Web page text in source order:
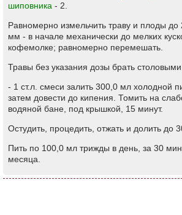
шиповника - 2.
Равномерно измельчить траву и плоды
мм - в начале механически до мелких
кофемолке; равномерно перемешать.
Травы без указания дозы брать
- 1 ст.л. смеси залить 300,0 мл холодной
затем довести до кипения. Томить на
водяной бане, под крышкой, 15 минут.
Остудить, процедить, отжать и долить до
Пить по 100,0 мл трижды в день, за 30
месяца.